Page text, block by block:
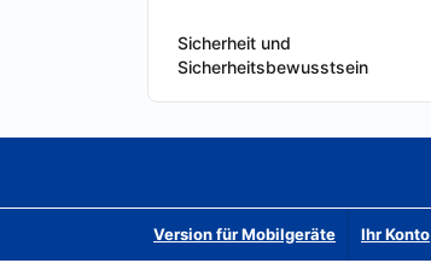
Sicherheit und
Sicherheitsbewusstsein
Version für Mobilgeräte Ihr Konto